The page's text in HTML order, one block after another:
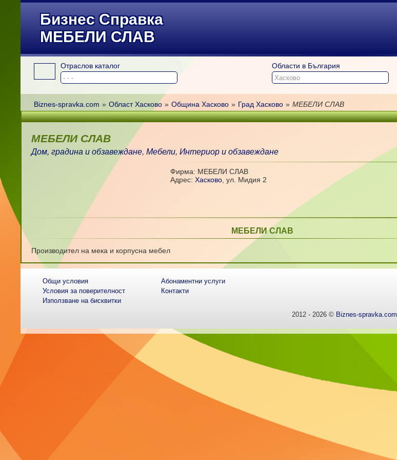
Бизнес Справка
МЕБЕЛИ СЛАВ
Отраслов каталог Области в България
Biznes-spravka.com » Област Хасково » Община Хасково » Град Хасково » МЕБЕЛИ СЛАВ
МЕБЕЛИ СЛАВ
Дом, градина и обзавеждане,Мебели,Интериор и обзавеждане
Фирма: МЕБЕЛИ СЛАВ
Адрес:Хасково ,ул. Мидия 2
МЕБЕЛИ СЛАВ
Производител на мека и корпусна мебел
Общи условия
Условия за поверителност
Използване на бисквитки
Абонаментни услуги
Контакти
2012 - 2026 © Biznes-spravka.com